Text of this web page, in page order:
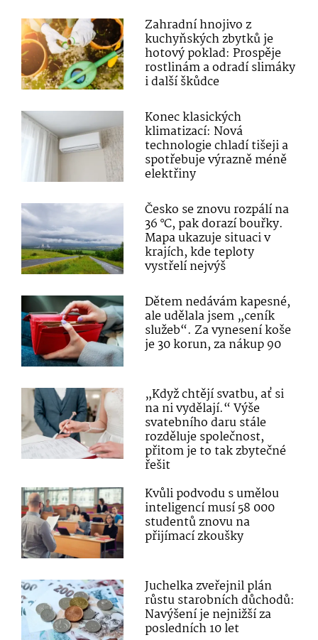
Zahradní hnojivo z
kuchyňských zbytků je
hotový poklad: Prospěje
rostlinám a odradí slimáky
i další škůdce
Konec klasických
klimatizací: Nová
technologie chladí tišeji a
spotřebuje výrazně méně
elektřiny
Česko se znovu rozpálí na
36 °C, pak dorazí bouřky.
Mapa ukazuje situaci v
krajích, kde teploty
vystřelí nejvýš
Dětem nedávám kapesné,
ale udělala jsem „ceník
služeb“. Za vynesení koše
je 30 korun, za nákup 90
„Když chtějí svatbu, ať si
na ni vydělají.“ Výše
svatebního daru stále
rozděluje společnost,
přitom je to tak zbytečné
řešit
Kvůli podvodu s umělou
inteligencí musí 58 000
studentů znovu na
přijímací zkoušky
Juchelka zveřejnil plán
růstu starobních důchodů:
Navýšení je nejnižší za
posledních 10 let